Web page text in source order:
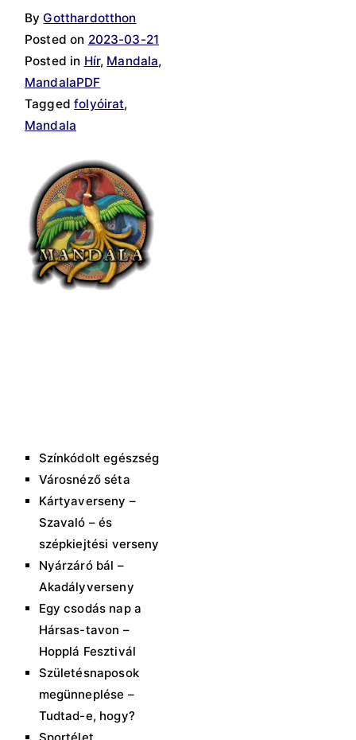
ByGotthardotthon
Posted on 2023-03-21
Posted in Hír, Mandala,
MandalaPDF
Taggedfolyóirat,
Mandala
Színkódolt egészség
Városnéző séta
Kártyaverseny –
Szavaló – és
szépkiejtési verseny
Nyárzáró bál –
Akadályverseny
Egy csodás nap a
Hársas-tavon –
Hopplá Fesztivál
Születésnaposok
megünneplése –
Tudtad-e, hogy?
Sportélet